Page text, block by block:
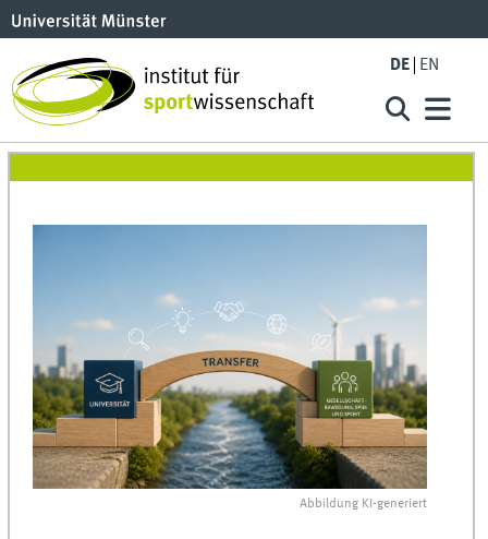
DE EN
Abbildung KI-generiert